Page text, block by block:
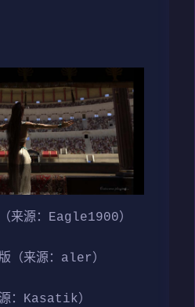
来源：Eagle1900）
（来源：aler）
：Kasatik）